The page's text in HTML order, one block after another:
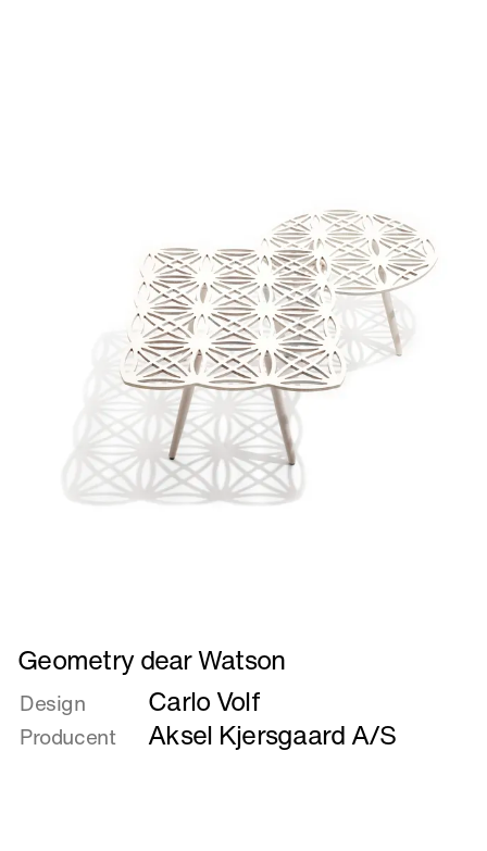
Læs
mere
om
Geometry
dear
Geometry dear Watson
Design Carlo Volf
Producent Aksel Kjersgaard A/S